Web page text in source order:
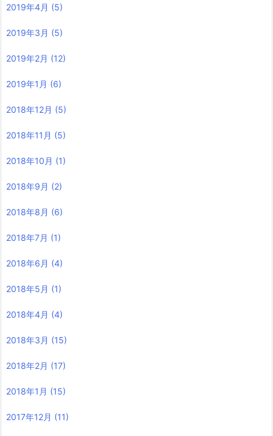
2019年4月 (5)
2019年3月 (5)
2019年2月 (12)
2019年1月 (6)
2018年12月 (5)
2018年11月 (5)
2018年10月 (1)
2018年9月 (2)
2018年8月 (6)
2018年7月 (1)
2018年6月 (4)
2018年5月 (1)
2018年4月 (4)
2018年3月 (15)
2018年2月 (17)
2018年1月 (15)
2017年12月 (11)